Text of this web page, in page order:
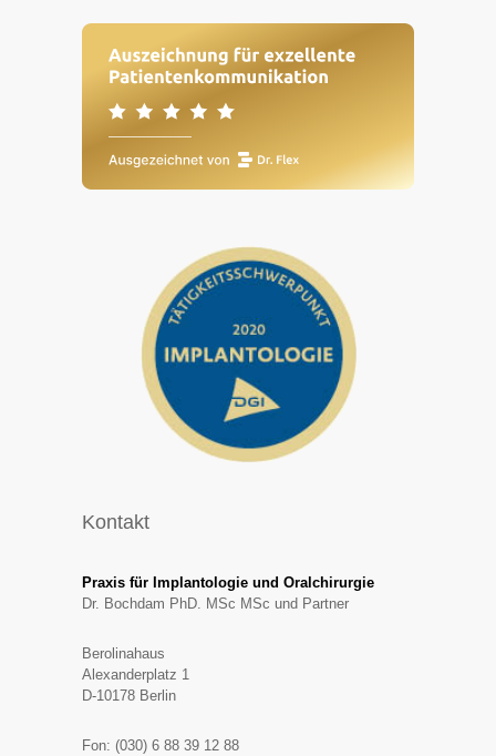
Kontakt
Praxis für Implantologie und Oralchirurgie
Dr. Bochdam PhD. MSc MSc und Partner
Berolinahaus
Alexanderplatz 1
D-10178 Berlin
Fon: (030) 6 88 39 12 88